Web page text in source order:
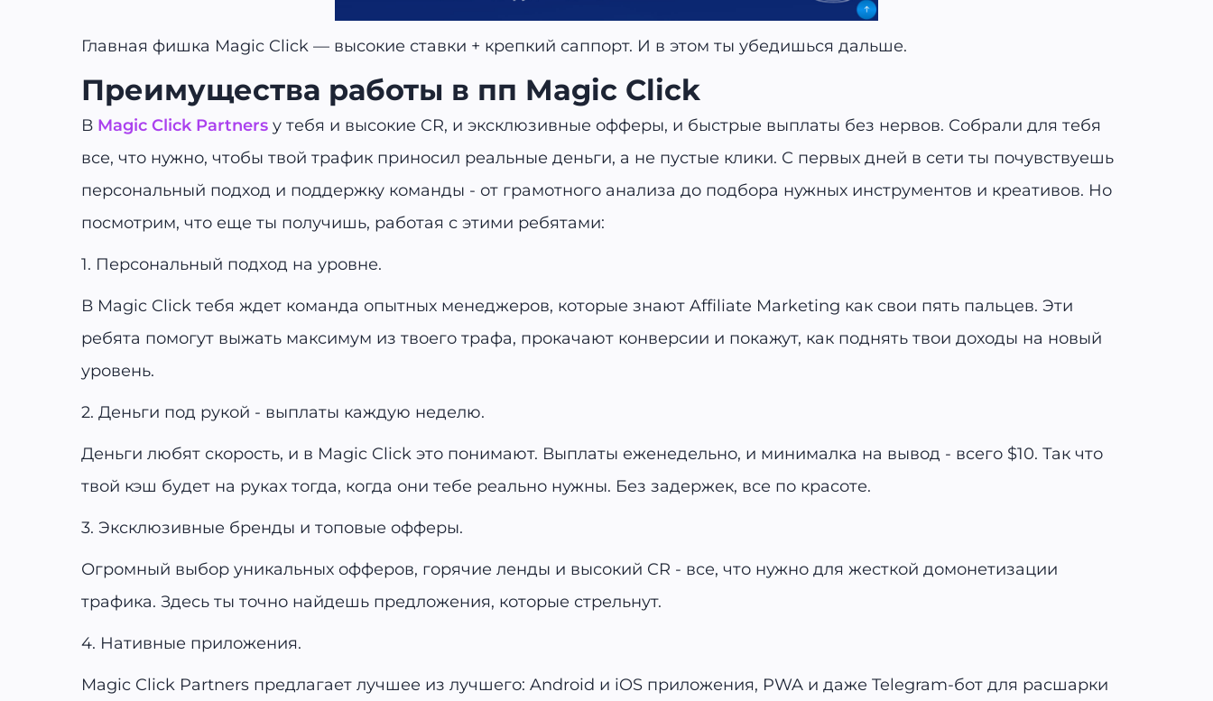
Главная фишка Magic Click — высокие ставки + крепкий саппорт. И в этом ты убедишься дальше.
Преимущества работы в пп Magic Click
В Magic Click Partners у тебя и высокие CR, и эксклюзивные офферы, и быстрые выплаты без нервов. Собрали для тебя
все, что нужно, чтобы твой трафик приносил реальные деньги, а не пустые клики. С первых дней в сети ты почувствуешь
персональный подход и поддержку команды - от грамотного анализа до подбора нужных инструментов и креативов. Но
посмотрим, что еще ты получишь, работая с этими ребятами:
1. Персональный подход на уровне.
В Magic Click тебя ждет команда опытных менеджеров, которые знают Affiliate Marketing как свои пять пальцев. Эти
ребята помогут выжать максимум из твоего трафа, прокачают конверсии и покажут, как поднять твои доходы на новый
уровень.
2. Деньги под рукой - выплаты каждую неделю.
Деньги любят скорость, и в Magic Click это понимают. Выплаты еженедельно, и минималка на вывод - всего $10. Так что
твой кэш будет на руках тогда, когда они тебе реально нужны. Без задержек, все по красоте.
3. Эксклюзивные бренды и топовые офферы.
Огромный выбор уникальных офферов, горячие ленды и высокий CR - все, что нужно для жесткой домонетизации
трафика. Здесь ты точно найдешь предложения, которые стрельнут.
4. Нативные приложения.
Magic Click Partners предлагает лучшее из лучшего: Android и iOS приложения, PWA и даже Telegram-бот для расшарки